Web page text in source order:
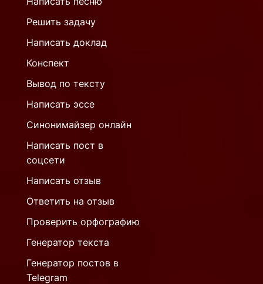
Решить задачу
Написать доклад
Конспект
Вывод по тексту
Написать эссе
Синонимайзер онлайн
Написать пост в
соцсети
Написать отзыв
Ответить на отзыв
Проверить орфографию
Генератор текста
Генератор постов в
Telegram